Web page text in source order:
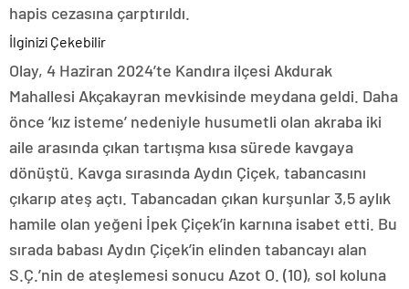
hapis cezasına çarptırıldı.
İlginizi Çekebilir
Olay, 4 Haziran 2024’te Kandıra ilçesi Akdurak
Mahallesi Akçakayran mevkisinde meydana geldi. Daha
önce ‘kız isteme’ nedeniyle husumetli olan akraba iki
aile arasında çıkan tartışma kısa sürede kavgaya
dönüştü. Kavga sırasında Aydın Çiçek, tabancasını
çıkarıp ateş açtı. Tabancadan çıkan kurşunlar 3,5 aylık
hamile olan yeğeni İpek Çiçek’in karnına isabet etti. Bu
sırada babası Aydın Çiçek’in elinden tabancayı alan
S.Ç.’nin de ateşlemesi sonucu Azot O. (10), sol koluna